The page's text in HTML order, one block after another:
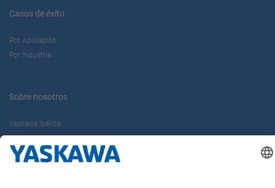
Casos de éxito
Por Aplicación
Por Industria
Sobre nosotros
Yaskawa Ibérica
Contacto